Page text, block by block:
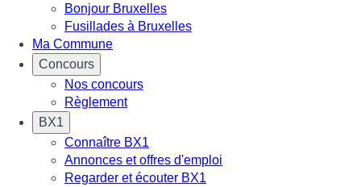
Bonjour Bruxelles
Fusillades à Bruxelles
Ma Commune
Concours
Nos concours
Règlement
BX1
Connaître BX1
Annonces et offres d'emploi
Regarder et écouter BX1